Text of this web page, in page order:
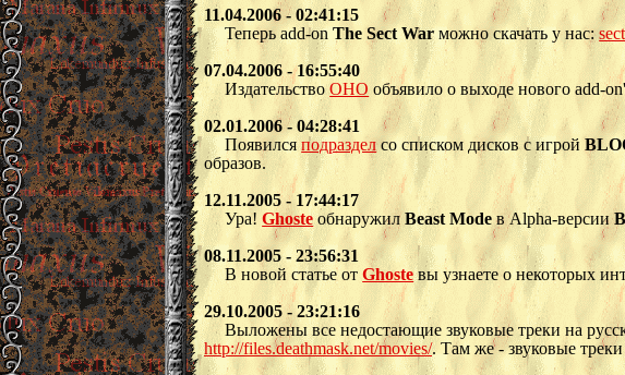
11.04.2006 - 02:41:15
Теперь add-onThe Sect Warможно скачать у нас:
07.04.2006 - 16:55:40
ИздательствоОНО объявило о выходе нового add-
02.01.2006 - 04:28:41
Появилсяподразделсо списком дисков с игрой
образов.
12.11.2005 - 17:44:17
Ура!GhosteобнаружилBeast Mode в Alpha-версии
08.11.2005 - 23:56:31
В новой статье отGhosteвы узнаете о некоторых
29.10.2005 - 23:21:16
Выложены все недостающие звуковые треки на
http://files.deathmask.net/movies/. Там же - звуковые